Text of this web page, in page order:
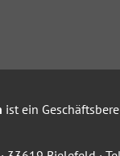
ist ein